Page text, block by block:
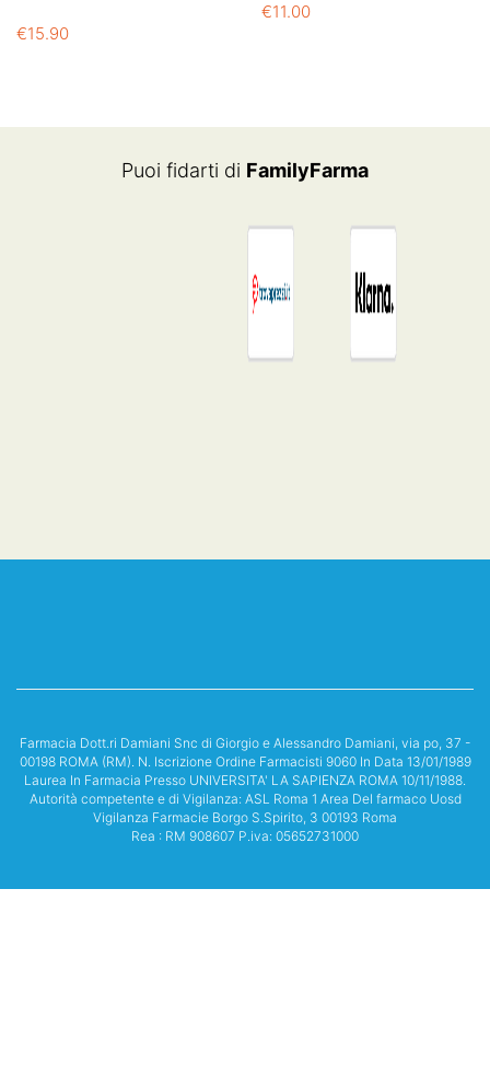
€15.90
€11.00
Puoi fidarti di FamilyFarma
Farmacia Dott.ri Damiani Snc di Giorgio e Alessandro Damiani, via po, 37 -
00198 ROMA (RM). N. Iscrizione Ordine Farmacisti 9060 In Data 13/01/1989
Laurea In Farmacia Presso UNIVERSITA' LA SAPIENZA ROMA 10/11/1988.
Autorità competente e di Vigilanza: ASL Roma 1 Area Del farmaco Uosd
Vigilanza Farmacie Borgo S.Spirito, 3 00193 Roma
Rea : RM 908607 P.iva: 05652731000